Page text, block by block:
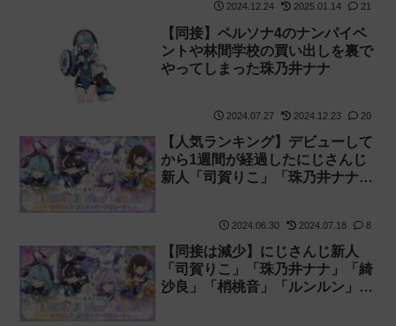
2024.12.24 2025.01.14 21
【同接】ペルソナ4のナンパイベ
ントや林間学校の買い出しを裏で
やってしまった珠乃井ナナ
2024.07.27 2024.12.23 20
【人気ランキング】デビューして
から1週間が経過したにじさんじ
新人「司賀りこ」「珠乃井ナナ」
較してみた【あやかき】
2024.06.30 2024.07.18 8
【同接は減少】にじさんじ新人
「司賀りこ」「珠乃井ナナ」「綺
沙良」「梢桃音」「ルンルン」の